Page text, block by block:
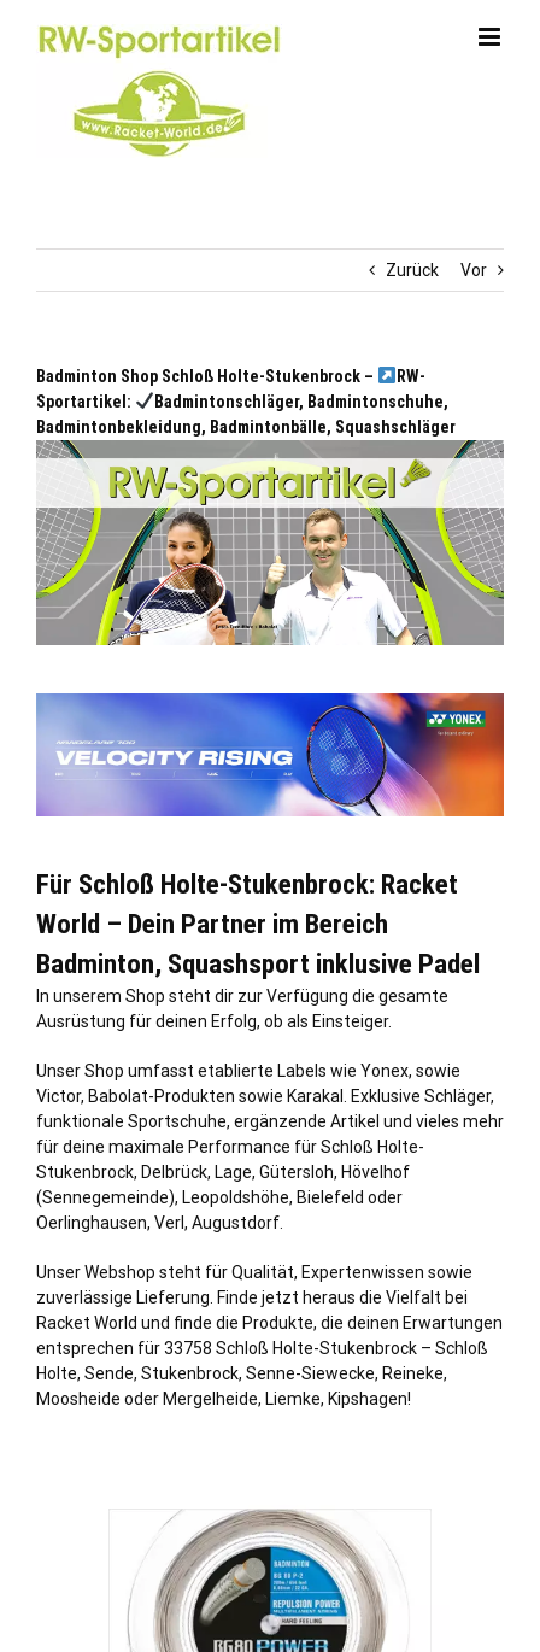
Zurück Vor
Badminton Shop Schloß Holte-Stukenbrock –
RW-
Sportartikel:
Badmintonschläger, Badmintonschuhe,
Badmintonbekleidung, Badmintonbälle, Squashschläger
Für Schloß Holte-Stukenbrock: Racket
World – Dein Partner im Bereich
Badminton, Squashsport inklusive Padel
In unserem Shop steht dir zur Verfügung die gesamte
Ausrüstung für deinen Erfolg, ob als Einsteiger.
Unser Shop umfasst etablierte Labels wie Yonex, sowie
Victor, Babolat-Produkten sowie Karakal. Exklusive Schläger,
funktionale Sportschuhe, ergänzende Artikel und vieles mehr
für deine maximale Performance für Schloß Holte-
Stukenbrock, Delbrück, Lage, Gütersloh, Hövelhof
(Sennegemeinde), Leopoldshöhe, Bielefeld oder
Oerlinghausen, Verl, Augustdorf.
Unser Webshop steht für Qualität, Expertenwissen sowie
zuverlässige Lieferung. Finde jetzt heraus die Vielfalt bei
Racket World und finde die Produkte, die deinen Erwartungen
entsprechen für 33758 Schloß Holte-Stukenbrock – Schloß
Holte, Sende, Stukenbrock, Senne-Siewecke, Reineke,
Moosheide oder Mergelheide, Liemke, Kipshagen!